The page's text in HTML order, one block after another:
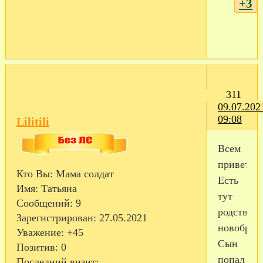
+3
311
09:08
Lilitili
Кто Вы: Мама солдат
Имя: Татьяна
Сообщений: 9
Зарегистрирован: 27.05.2021
Уважение: +45
Позитив: 0
Всем
привет.
Есть
тут
Сын
попал